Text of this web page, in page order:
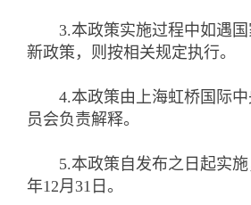
3.本政策实施过程中如遇国
新政策，则按相关规定执行。
4.本政策由上海虹桥国际中
员会负责解释。
5.本政策自发布之日起实施
年12月31日。